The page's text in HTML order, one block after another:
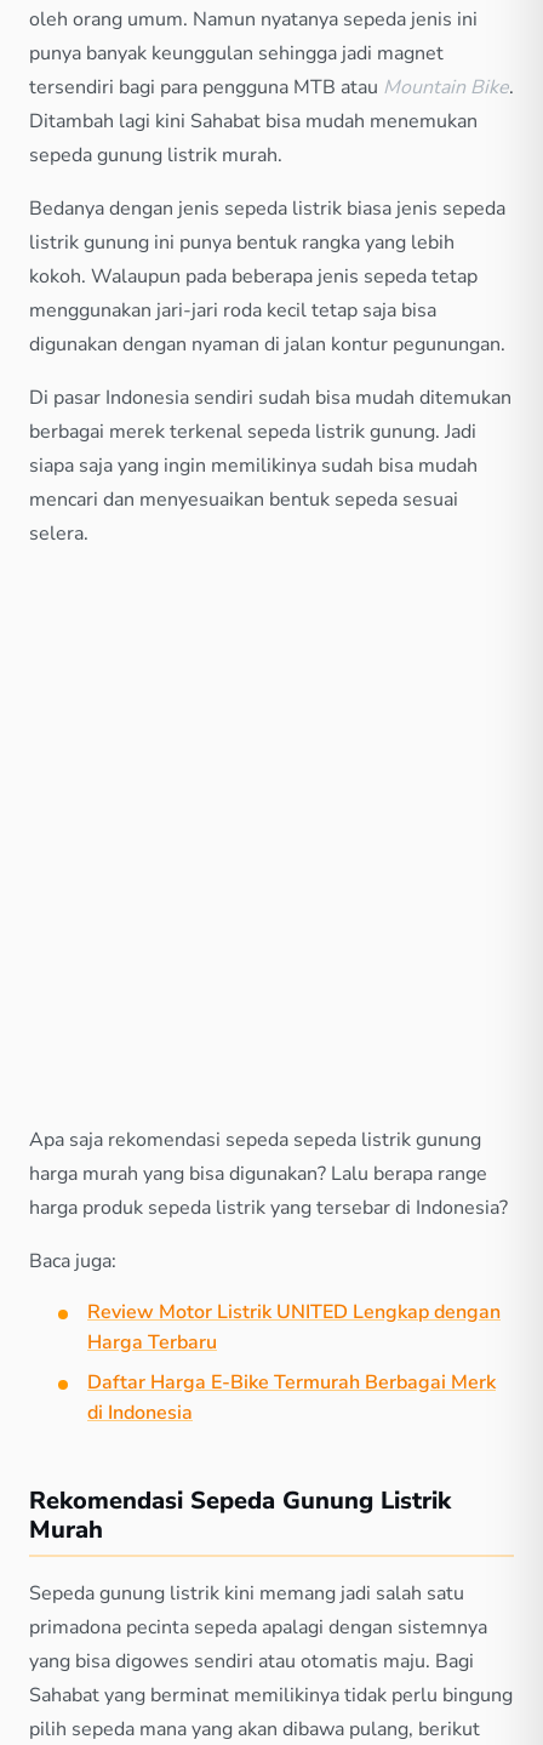
oleh orang umum. Namun nyatanya sepeda jenis ini
punya banyak keunggulan sehingga jadi magnet
tersendiri bagi para pengguna MTB atau Mountain Bike.
Ditambah lagi kini Sahabat bisa mudah menemukan
sepeda gunung listrik murah.
Bedanya dengan jenis sepeda listrik biasa jenis sepeda
listrik gunung ini punya bentuk rangka yang lebih
kokoh. Walaupun pada beberapa jenis sepeda tetap
menggunakan jari-jari roda kecil tetap saja bisa
digunakan dengan nyaman di jalan kontur pegunungan.
Di pasar Indonesia sendiri sudah bisa mudah ditemukan
berbagai merek terkenal sepeda listrik gunung. Jadi
siapa saja yang ingin memilikinya sudah bisa mudah
mencari dan menyesuaikan bentuk sepeda sesuai
selera.
Apa saja rekomendasi sepeda sepeda listrik gunung
harga murah yang bisa digunakan? Lalu berapa range
harga produk sepeda listrik yang tersebar di Indonesia?
Baca juga:
Review Motor Listrik UNITED Lengkap dengan
Harga Terbaru
Daftar Harga E-Bike Termurah Berbagai Merk
di Indonesia
Rekomendasi Sepeda Gunung Listrik
Murah
Sepeda gunung listrik kini memang jadi salah satu
primadona pecinta sepeda apalagi dengan sistemnya
yang bisa digowes sendiri atau otomatis maju. Bagi
Sahabat yang berminat memilikinya tidak perlu bingung
pilih sepeda mana yang akan dibawa pulang, berikut